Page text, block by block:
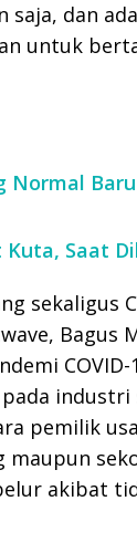
saja, dan
untuk
Normal
Kuta, Saat
sekaligus
Bagus
industri
pemilik
maupun
akibat